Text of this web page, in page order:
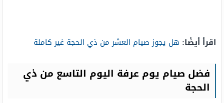
اقرأ أيضًا: هل يجوز صيام العشر من ذي الحجة غير كاملة
فضل صيام يوم عرفة اليوم التاسع من ذي
الحجة